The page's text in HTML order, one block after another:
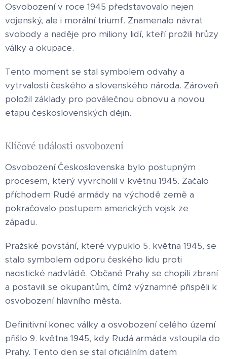
Osvobození v roce 1945 představovalo nejen
vojenský, ale i morální triumf. Znamenalo návrat
svobody a naděje pro miliony lidí, kteří prožili hrůzy
války a okupace.
Tento moment se stal symbolem odvahy a
vytrvalosti českého a slovenského národa. Zároveň
položil základy pro poválečnou obnovu a novou
etapu československých dějin.
Klíčové události osvobození
Osvobození Československa bylo postupným
procesem, který vyvrcholil v květnu 1945. Začalo
příchodem Rudé armády na východě země a
pokračovalo postupem amerických vojsk ze
západu.
Pražské povstání, které vypuklo 5. května 1945, se
stalo symbolem odporu českého lidu proti
nacistické nadvládě. Občané Prahy se chopili zbraní
a postavili se okupantům, čímž významně přispěli k
osvobození hlavního města.
Definitivní konec války a osvobození celého území
přišlo 9. května 1945, kdy Rudá armáda vstoupila do
Prahy. Tento den se stal oficiálním datem